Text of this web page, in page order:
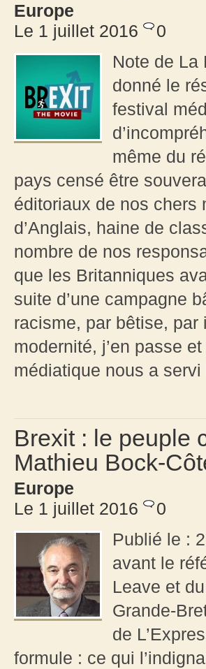
Europe
Le 1 juillet 2016
0
Note de La
donné le
festival
même du
pays censé être
éditoriaux de nos chers
d’Anglais, haine de
nombre de nos
que les Britanniques
suite d’une campagne
racisme, par bêtise,
modernité, j’en passe
médiatique nous a servi
Brexit : le peuple
Mathieu Bock-
Europe
Le 1 juillet 2016
0
Publié le :
avant le
Leave et
Grande-
de
formule : ce qui